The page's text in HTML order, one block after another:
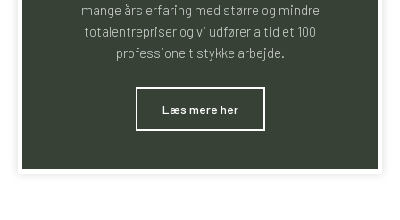
mange års erfaring med større og mindre
totalentrepriser og vi udfører altid et 100
professionelt stykke arbejde.
​Læs mere her